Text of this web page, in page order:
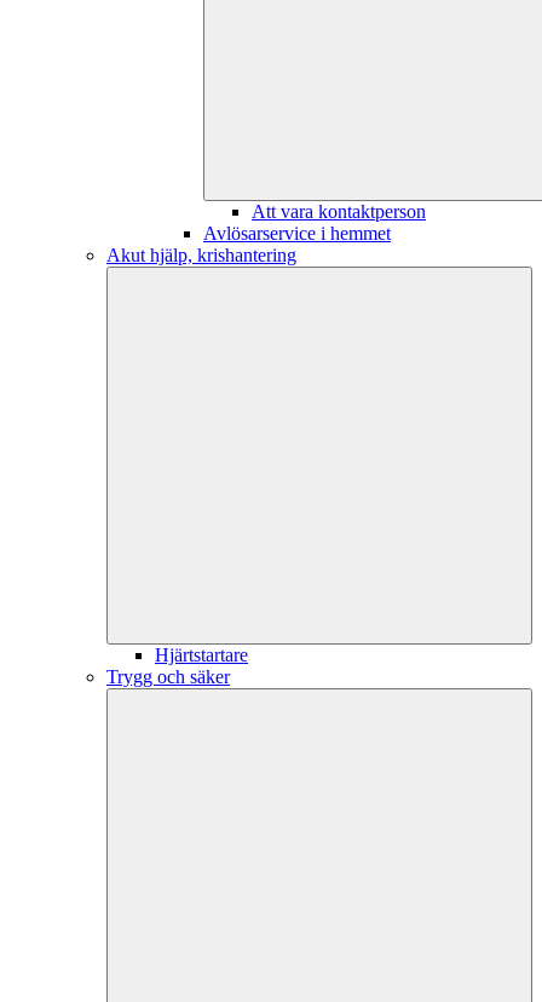
Att vara kontaktperson
Avlösarservice i hemmet
Akut hjälp, krishantering
Hjärtstartare
Trygg och säker